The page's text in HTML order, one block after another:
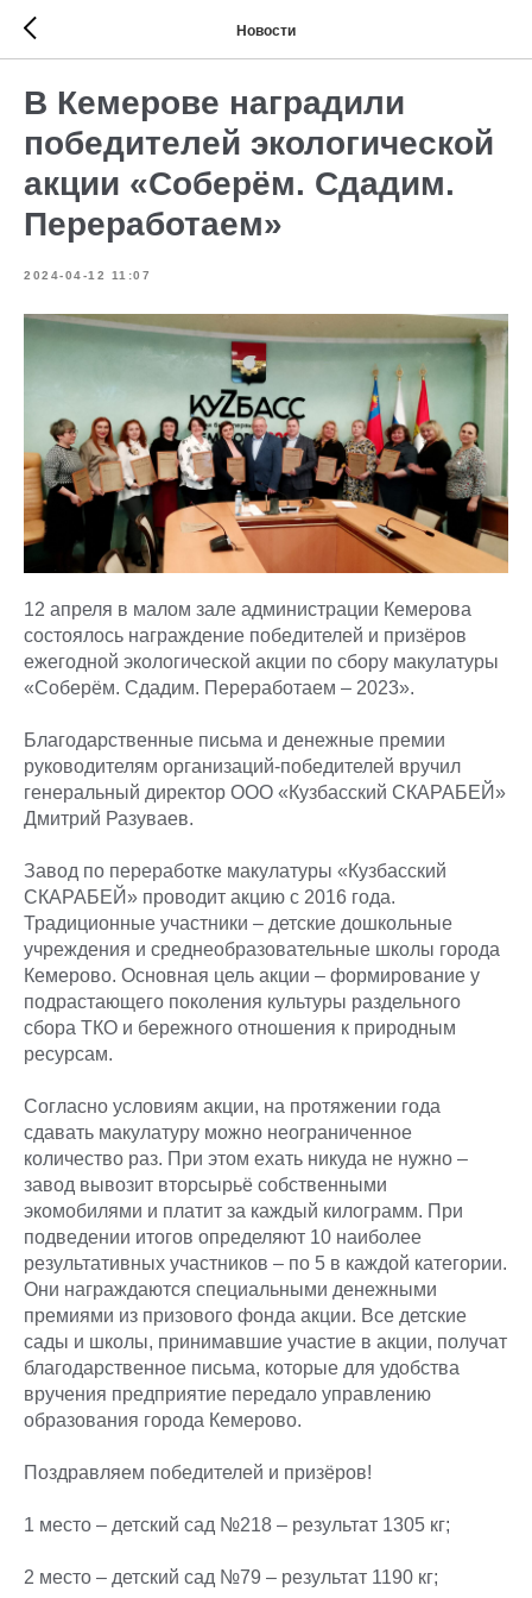
Новости
В Кемерове наградили
победителей экологической
акции «Соберём. Сдадим.
Переработаем»
2024-04-12 11:07
12 апреля в малом зале администрации Кемерова
состоялось награждение победителей и призёров
ежегодной экологической акции по сбору макулатуры
«Соберём. Сдадим. Переработаем – 2023».
Благодарственные письма и денежные премии
руководителям организаций-победителей вручил
генеральный директор ООО «Кузбасский СКАРАБЕЙ»
Дмитрий Разуваев.
Завод по переработке макулатуры «Кузбасский
СКАРАБЕЙ» проводит акцию с 2016 года.
Традиционные участники – детские дошкольные
учреждения и среднеобразовательные школы города
Кемерово. Основная цель акции – формирование у
подрастающего поколения культуры раздельного
сбора ТКО и бережного отношения к природным
ресурсам.
Согласно условиям акции, на протяжении года
сдавать макулатуру можно неограниченное
количество раз. При этом ехать никуда не нужно –
завод вывозит вторсырьё собственными
экомобилями и платит за каждый килограмм. При
подведении итогов определяют 10 наиболее
результативных участников – по 5 в каждой категории.
Они награждаются специальными денежными
премиями из призового фонда акции. Все детские
сады и школы, принимавшие участие в акции, получат
благодарственное письма, которые для удобства
вручения предприятие передало управлению
образования города Кемерово.
Поздравляем победителей и призёров!
1 место – детский сад №218 – результат 1305 кг;
2 место – детский сад №79 – результат 1190 кг;